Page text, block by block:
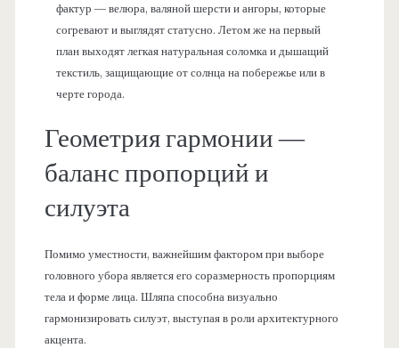
фактур — велюра, валяной шерсти и ангоры, которые
согревают и выглядят статусно. Летом же на первый
план выходят легкая натуральная соломка и дышащий
текстиль, защищающие от солнца на побережье или в
черте города.
Геометрия гармонии —
баланс пропорций и
силуэта
Помимо уместности, важнейшим фактором при выборе
головного убора является его соразмерность пропорциям
тела и форме лица. Шляпа способна визуально
гармонизировать силуэт, выступая в роли архитектурного
акцента.